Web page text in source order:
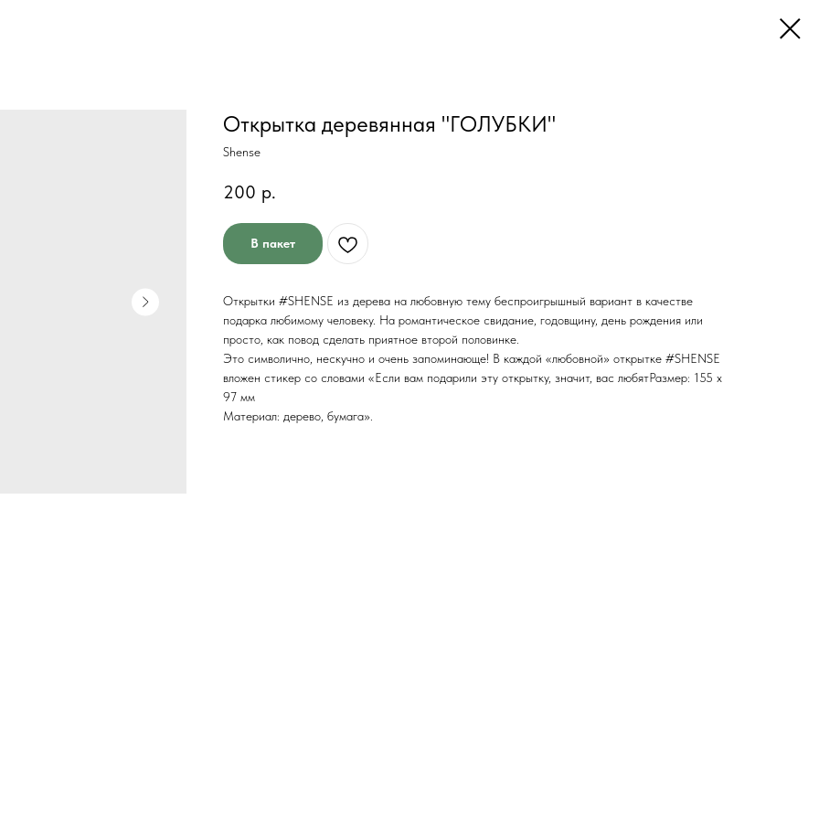
Открытка деревянная "ГОЛУБКИ"
Shense
200 р.
В пакет
Открытки #SHENSE из дерева на любовную тему беспроигрышный вариант в качестве
подарка любимому человеку. На романтическое свидание, годовщину, день рождения или
просто, как повод сделать приятное второй половинке.
Это символично, нескучно и очень запоминающе! В каждой «любовной» открытке #SHENSE
вложен стикер со словами «Если вам подарили эту открытку, значит, вас любятРазмер: 155 х
97 мм
Материал: дерево, бумага».